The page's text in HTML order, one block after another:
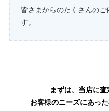
皆さまからのたくさんの
す。
まずは、当店に査
お客様のニーズにあっ